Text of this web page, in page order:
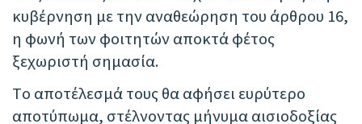
κυβέρνηση με την αναθεώρηση του άρθρου 16,
η φωνή των φοιτητών αποκτά φέτος
ξεχωριστή σημασία.
Το αποτέλεσμά τους θα αφήσει ευρύτερο
αποτύπωμα, στέλνοντας μήνυμα αισιοδοξίας